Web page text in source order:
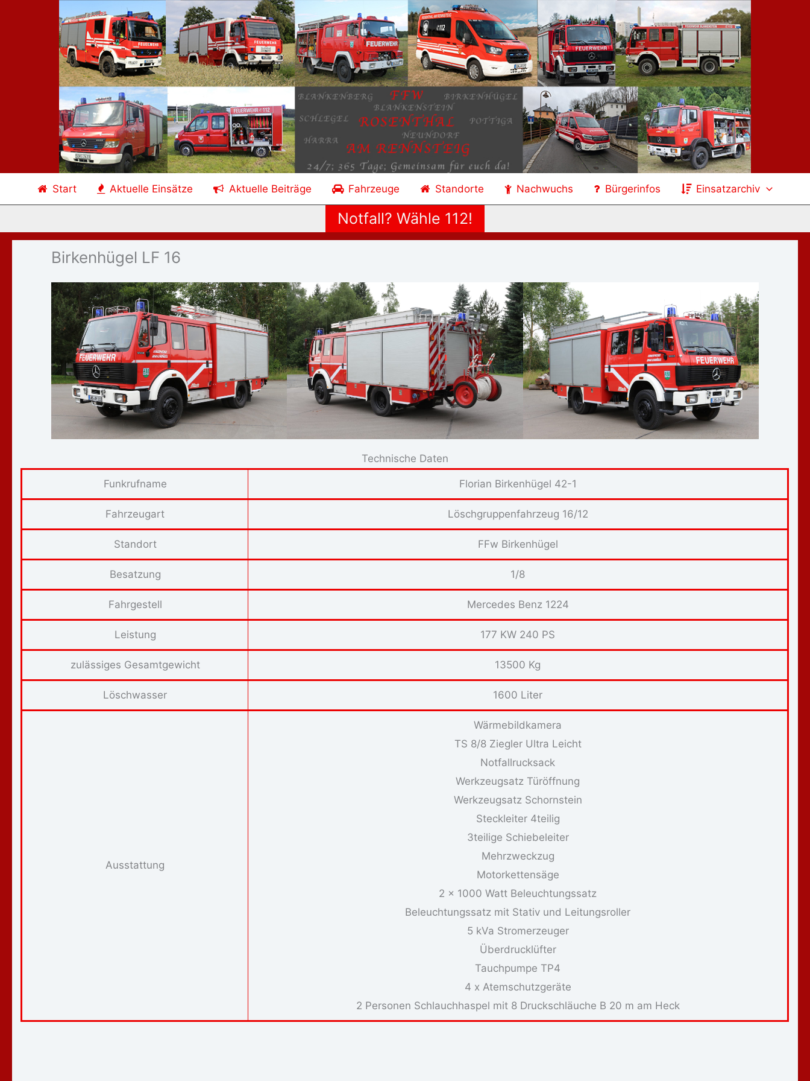
Start Aktuelle Einsätze Aktuelle Beiträge Fahrzeuge Standorte Nachwuchs Bürgerinfos Einsatzarchiv
Notfall? Wähle 112!
Birkenhügel LF 16
Technische Daten
Funkrufname Florian Birkenhügel 42-1
Fahrzeugart Löschgruppenfahrzeug 16/12
Standort FFw Birkenhügel
Besatzung 1/8
Fahrgestell Mercedes Benz 1224
Leistung 177 KW 240 PS
zulässiges Gesamtgewicht 13500 Kg
Löschwasser 1600 Liter
Ausstattung
Wärmebildkamera
TS 8/8 Ziegler Ultra Leicht
Notfallrucksack
Werkzeugsatz Türöffnung
Werkzeugsatz Schornstein
Steckleiter 4teilig
3teilige Schiebeleiter
Mehrzweckzug
Motorkettensäge
2 x 1000 Watt Beleuchtungssatz
Beleuchtungssatz mit Stativ und Leitungsroller
5 kVa Stromerzeuger
Überdrucklüfter
Tauchpumpe TP4
4 x Atemschutzgeräte
2 Personen Schlauchhaspel mit 8 Druckschläuche B 20 m am Heck